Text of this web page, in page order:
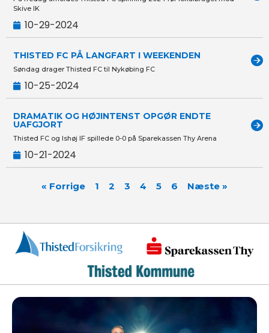
Skive IK
10-29-2024
THISTED FC PÅ LANGFART I WEEKENDEN
Søndag drager Thisted FC til Nykøbing FC
10-25-2024
DRAMATIK OG HØJINTENST OPGØR ENDTE
UAFGJORT
Thisted FC og Ishøj IF spillede 0-0 på Sparekassen Thy Arena
10-21-2024
« Forrige 1 2 3 4 5 6 Næste »